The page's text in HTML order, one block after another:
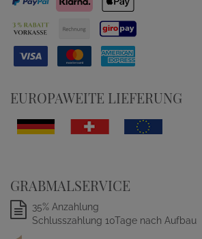
EUROPAWEITE LIEFERUNG
GRABMALSERVICE
35% Anzahlung
Schlusszahlung 10Tage nach Aufbau